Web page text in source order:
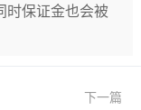
时保证金也会被
下一篇